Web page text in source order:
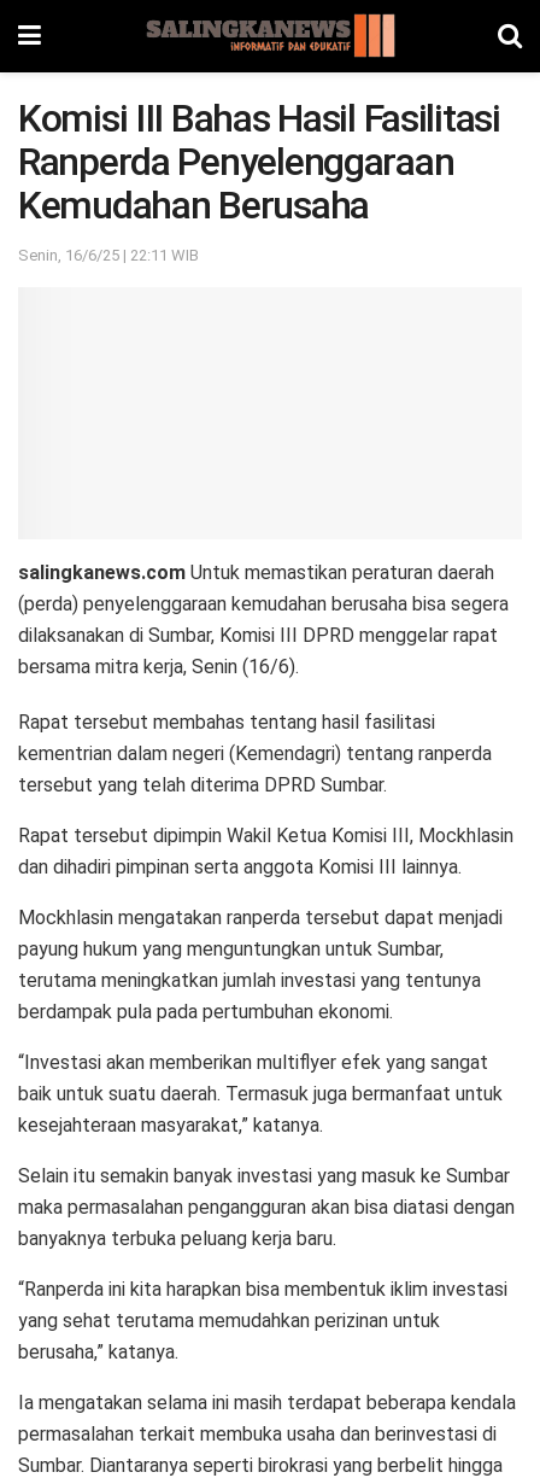
Komisi III Bahas Hasil Fasilitasi
Ranperda Penyelenggaraan
Kemudahan Berusaha
Senin, 16/6/25 | 22:11 WIB
salingkanews.com Untuk memastikan peraturan daerah
(perda) penyelenggaraan kemudahan berusaha bisa segera
dilaksanakan di Sumbar, Komisi III DPRD menggelar rapat
bersama mitra kerja, Senin (16/6).
Rapat tersebut membahas tentang hasil fasilitasi
kementrian dalam negeri (Kemendagri) tentang ranperda
tersebut yang telah diterima DPRD Sumbar.
Rapat tersebut dipimpin Wakil Ketua Komisi III, Mockhlasin
dan dihadiri pimpinan serta anggota Komisi III lainnya.
Mockhlasin mengatakan ranperda tersebut dapat menjadi
payung hukum yang menguntungkan untuk Sumbar,
terutama meningkatkan jumlah investasi yang tentunya
berdampak pula pada pertumbuhan ekonomi.
“Investasi akan memberikan multiflyer efek yang sangat
baik untuk suatu daerah. Termasuk juga bermanfaat untuk
kesejahteraan masyarakat,” katanya.
Selain itu semakin banyak investasi yang masuk ke Sumbar
maka permasalahan pengangguran akan bisa diatasi dengan
banyaknya terbuka peluang kerja baru.
“Ranperda ini kita harapkan bisa membentuk iklim investasi
yang sehat terutama memudahkan perizinan untuk
berusaha,” katanya.
Ia mengatakan selama ini masih terdapat beberapa kendala
permasalahan terkait membuka usaha dan berinvestasi di
Sumbar. Diantaranya seperti birokrasi yang berbelit hingga